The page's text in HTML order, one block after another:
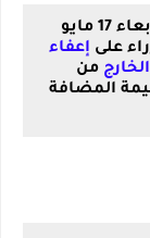
شهد سعر الذهب في مصر، اليوم الأربعاء 17 مايو
على إعفاء
من
المضافة